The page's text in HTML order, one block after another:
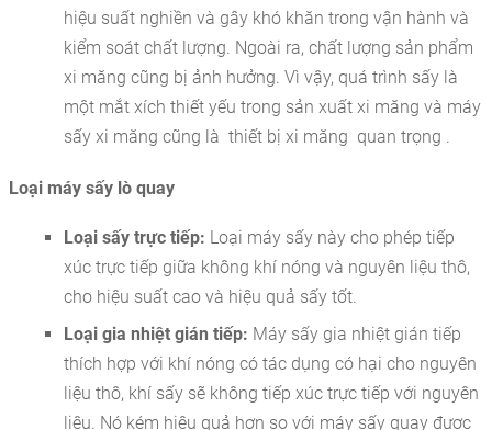
hiệu suất nghiền và gây khó khăn trong vận hành và
kiểm soát chất lượng. Ngoài ra, chất lượng sản phẩm
xi măng cũng bị ảnh hưởng. Vì vậy, quá trình sấy là
một mắt xích thiết yếu trong sản xuất xi măng và máy
sấy xi măng cũng là thiết bị xi măng quan trọng .
Loại máy sấy lò quay
Loại sấy trực tiếp: Loại máy sấy này cho phép tiếp
xúc trực tiếp giữa không khí nóng và nguyên liệu thô,
cho hiệu suất cao và hiệu quả sấy tốt.
Loại gia nhiệt gián tiếp: Máy sấy gia nhiệt gián tiếp
thích hợp với khí nóng có tác dụng có hại cho nguyên
liệu thô, khí sấy sẽ không tiếp xúc trực tiếp với nguyên
liệu. Nó kém hiệu quả hơn so với máy sấy quay được